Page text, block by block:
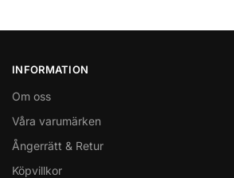
INFORMATION
Om oss
Våra varumärken
Ångerrätt & Retur
Köpvillkor